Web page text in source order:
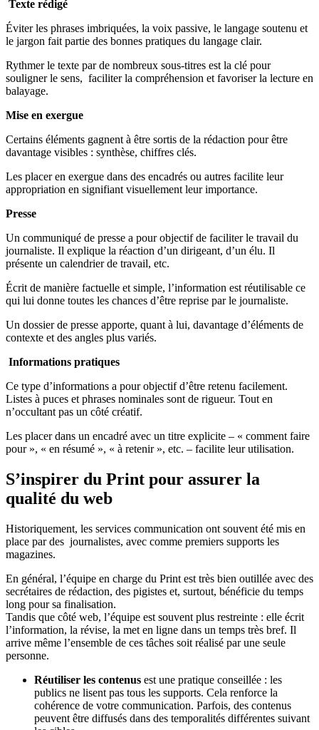
Texte rédigé
Éviter les phrases imbriquées, la voix passive, le langage soutenu et
le jargon fait partie des bonnes pratiques du langage clair.
Rythmer le texte par de nombreux sous-titres est la clé pour
souligner le sens, faciliter la compréhension et favoriser la lecture en
balayage.
Mise en exergue
Certains éléments gagnent à être sortis de la rédaction pour être
davantage visibles : synthèse, chiffres clés.
Les placer en exergue dans des encadrés ou autres facilite leur
appropriation en signifiant visuellement leur importance.
Presse
Un communiqué de presse a pour objectif de faciliter le travail du
journaliste. Il explique la réaction d’un dirigeant, d’un élu. Il
présente un calendrier de travail, etc.
Écrit de manière factuelle et simple, l’information est réutilisable ce
qui lui donne toutes les chances d’être reprise par le journaliste.
Un dossier de presse apporte, quant à lui, davantage d’éléments de
contexte et des angles plus variés.
Informations pratiques
Ce type d’informations a pour objectif d’être retenu facilement.
Listes à puces et phrases nominales sont de rigueur. Tout en
n’occultant pas un côté créatif.
Les placer dans un encadré avec un titre explicite – « comment faire
pour », « en résumé », « à retenir », etc. – facilite leur utilisation.
S’inspirer du Print pour assurer la
qualité du web
Historiquement, les services communication ont souvent été mis en
place par des journalistes, avec comme premiers supports les
magazines.
En général, l’équipe en charge du Print est très bien outillée avec des
secrétaires de rédaction, des pigistes et, surtout, bénéficie du temps
long pour sa finalisation.
Tandis que côté web, l’équipe est souvent plus restreinte : elle écrit
l’information, la révise, la met en ligne dans un temps très bref. Il
arrive même l’ensemble de ces tâches soit réalisé par une seule
personne.
Réutiliser les contenus est une pratique conseillée : les
publics ne lisent pas tous les supports. Cela renforce la
cohérence de votre communication. Parfois, des contenus
peuvent être diffusés dans des temporalités différentes suivant